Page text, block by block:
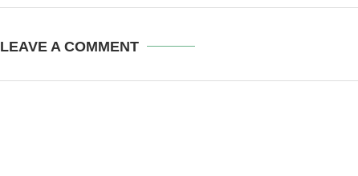
LEAVE A COMMENT